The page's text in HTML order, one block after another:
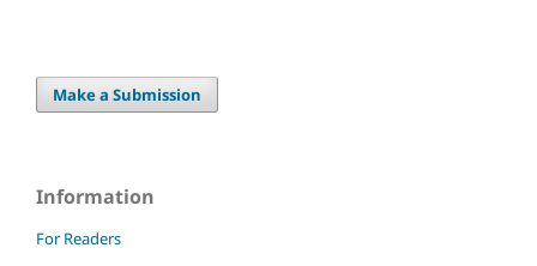
Make a Submission
Information
For Readers